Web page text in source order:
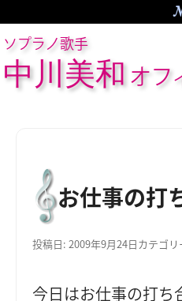
ソプラノ歌手
中川美和 オフ
お仕事の打
投稿日:2009年9月24日カテゴ
今日はお仕事の打ち